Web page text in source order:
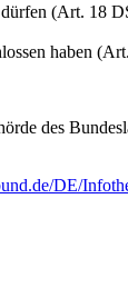
dürfen (Art. 18
haben
des
DE/